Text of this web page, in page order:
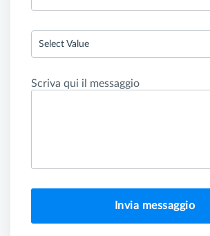
Select Value
Scriva qui il messaggio
Invia messaggio